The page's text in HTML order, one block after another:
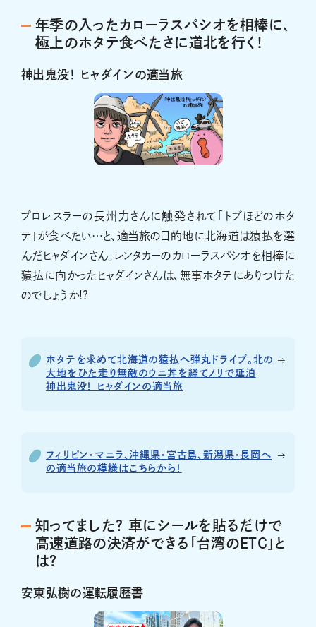
年季の入ったカローラスパシオを相棒に、
極上のホタテ食べたさに道北を行く！
神出鬼没！ ヒャダインの適当旅
プロレスラーの長州力さんに触発されて「トブほどのホタ
テ」が食べたい…と、適当旅の目的地に北海道は猿払を選
んだヒャダインさん。レンタカーのカローラスパシオを相棒に
猿払に向かったヒャダインさんは、無事ホタテにありつけた
のでしょうか!?
ホタテを求めて北海道の猿払へ弾丸ドライブ。北の
大地をひた走り無敵のウニ丼を経てノリで延泊
神出鬼没！ ヒャダインの適当旅
フィリピン・マニラ、沖縄県・宮古島、新潟県・長岡へ
の適当旅の模様はこちらから！
知ってました？ 車にシールを貼るだけで
高速道路の決済ができる「台湾のETC」と
は？
安東弘樹の運転履歴書